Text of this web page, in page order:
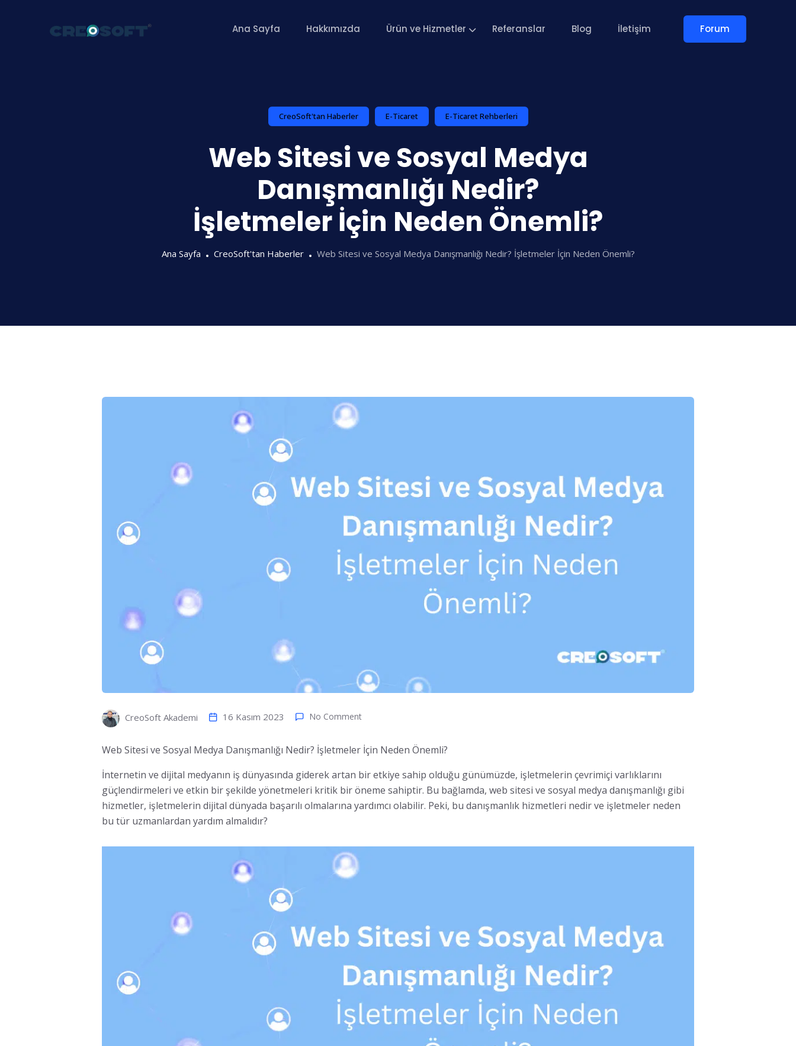
Ana Sayfa Hakkımızda Ürün ve Hizmetler Referanslar Blog İletişim Forum
CreoSoft'tan Haberler E-Ticaret E-Ticaret Rehberleri
Web Sitesi ve Sosyal Medya
Danışmanlığı Nedir?
İşletmeler İçin Neden Önemli?
Ana Sayfa CreoSoft'tan Haberler Web Sitesi ve Sosyal Medya Danışmanlığı Nedir? İşletmeler İçin Neden Önemli?
CreoSoft Akademi 16 Kasım 2023 No Comment
Web Sitesi ve Sosyal Medya Danışmanlığı Nedir? İşletmeler İçin Neden Önemli?
İnternetin ve dijital medyanın iş dünyasında giderek artan bir etkiye sahip olduğu günümüzde, işletmelerin çevrimiçi varlıklarını
güçlendirmeleri ve etkin bir şekilde yönetmeleri kritik bir öneme sahiptir. Bu bağlamda, web sitesi ve sosyal medya danışmanlığı gibi
hizmetler, işletmelerin dijital dünyada başarılı olmalarına yardımcı olabilir. Peki, bu danışmanlık hizmetleri nedir ve işletmeler neden
bu tür uzmanlardan yardım almalıdır?